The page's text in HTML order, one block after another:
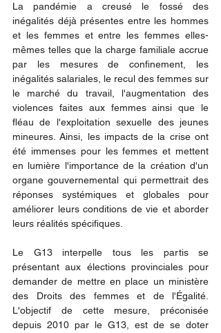
La pandémie a creusé le fossé des
inégalités déjà présentes entre les hommes
et les femmes et entre les femmes elles-
mêmes telles que la charge familiale accrue
par les mesures de confinement, les
inégalités salariales, le recul des femmes sur
le marché du travail, l'augmentation des
violences faites aux femmes ainsi que le
fléau de l'exploitation sexuelle des jeunes
mineures. Ainsi, les impacts de la crise ont
été immenses pour les femmes et mettent
en lumière l'importance de la création d'un
organe gouvernemental qui permettrait des
réponses systémiques et globales pour
améliorer leurs conditions de vie et aborder
leurs réalités spécifiques.
Le G13 interpelle tous les partis se
présentant aux élections provinciales pour
demander de mettre en place un ministère
des Droits des femmes et de l'Égalité.
L'objectif de cette mesure, préconisée
depuis 2010 par le G13, est de se doter